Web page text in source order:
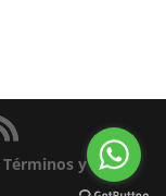
Términos y